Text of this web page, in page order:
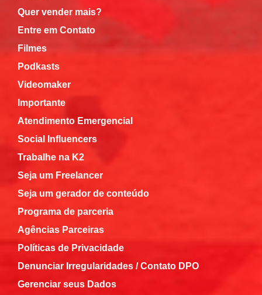
Quer vender mais?
Entre em Contato
Filmes
Podkasts
Videomaker
Importante
Atendimento Emergencial
Social Influencers
Trabalhe na K2
Seja um Freelancer
Seja um gerador de conteúdo
Programa de parceria
Agências Parceiras
Políticas de Privacidade
Denunciar Irregularidades / Contato DPO
Gerenciar seus Dados